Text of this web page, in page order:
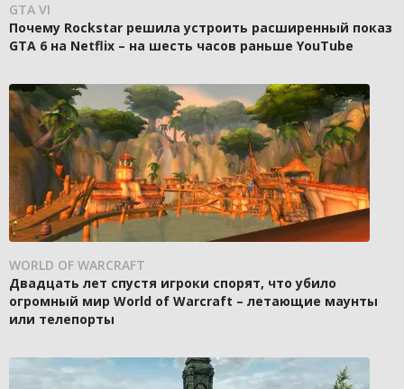
GTA VI
Почему Rockstar решила устроить расширенный показ
GTA 6 на Netflix – на шесть часов раньше YouTube
WORLD OF WARCRAFT
Двадцать лет спустя игроки спорят, что убило
огромный мир World of Warcraft – летающие маунты
или телепорты